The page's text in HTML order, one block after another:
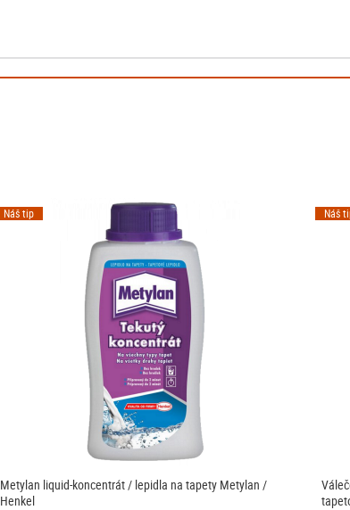
Náš tip
Metylan liquid-koncentrát / lepidla na tapety Metylan /
Henkel
Náš